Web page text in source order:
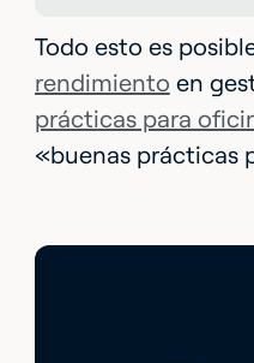
Todo esto es
rendimiento en
prácticas para
«buenas prácticas